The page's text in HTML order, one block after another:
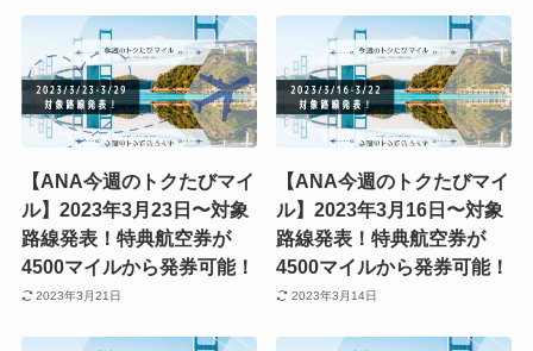
【ANA今週のトクたびマイ
ル】2023年3月23日〜対象
路線発表！特典航空券が
4500マイルから発券可能！
2023年3月21日
【ANA今週のトクたびマイ
ル】2023年3月16日〜対象
路線発表！特典航空券が
4500マイルから発券可能！
2023年3月14日